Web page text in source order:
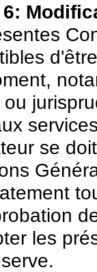
se
les